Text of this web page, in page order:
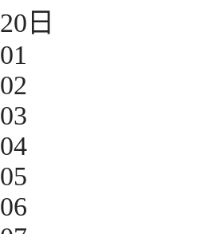
20 日
01
02
03
04
05
06